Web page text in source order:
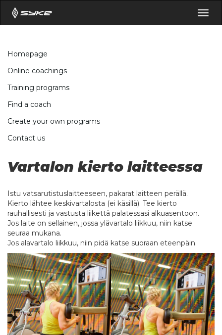
Homepage
Online coachings
Training programs
Find a coach
Create your own programs
Contact us
Vartalon kierto laitteessa
Istu vatsarutistuslaitteeseen, pakarat laitteen perällä.
Kierto lähtee keskivartalosta (ei käsillä). Tee kierto
rauhallisesti ja vastusta liikettä palatessasi alkuasentoon.
Jos laite on sellainen, jossa ylävartalo liikkuu, niin katse
seuraa mukana.
Jos alavartalo liikkuu, niin pidä katse suoraan eteenpäin.